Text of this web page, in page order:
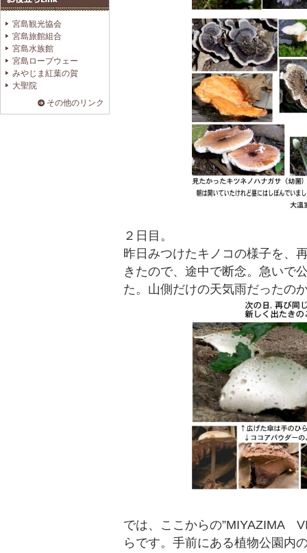
２日目。
昨日みつけたキノコの様子を、
きたので、途中で断念。急いで
た。山側だけの天気雨だったの
では、ここからの”MIYAZIMA
らです。手前にある植物公園内
宮島観光協会
宮島旅館組合
宮島水族館
宮島ロープウェー
みやじま紅葉の賀
大聖院
その他のリンク